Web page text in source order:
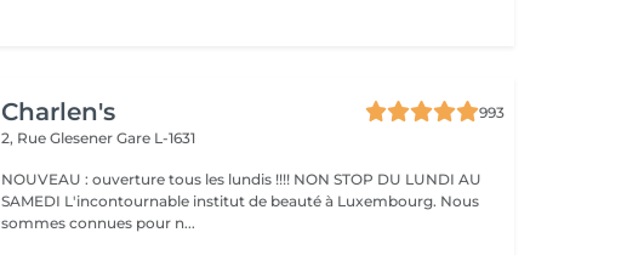
Charlen's
993
2, Rue GlesenerGare L-1631
NOUVEAU : ouverture tous les lundis !!!! NON STOP DU LUNDI AU
SAMEDI L'incontournable institut de beauté à Luxembourg. Nous
sommes connues pour n...